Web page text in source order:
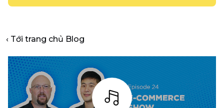
‹ Tới trang chủ Blog